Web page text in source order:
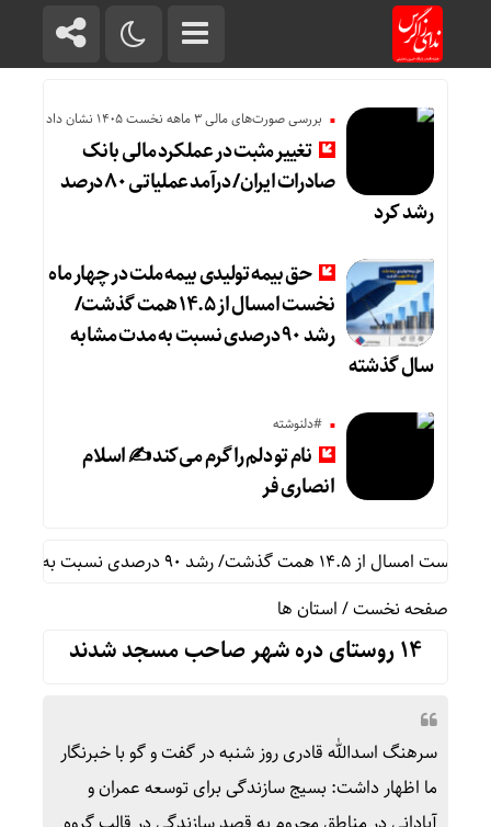
بررسی صورت‌های مالی 3 ماهه نخست 1405 نشان داد
تغییر مثبت در عملکرد مالی بانک
صادرات ایران/ درآمد عملیاتی ۸۰ درصد
رشد کرد
حق بیمه تولیدی بیمه ملت در چهار ماه
نخست امسال از ۱۴.۵ همت گذشت/
رشد ۹۰ درصدی نسبت به مدت مشابه
سال گذشته
#دلنوشته
نام تو دلم را گرم می‌کند ✍️ اسلام
انصاری فر
نسبت به مدت مشابه سال گذشته
صفحه نخست/استان ها
۱۴ روستای دره شهر صاحب مسجد شدند
سرهنگ اسدالله قادری روز شنبه در گفت و گو با خبرنگار
ما اظهار داشت: بسیج سازندگی برای توسعه عمران و